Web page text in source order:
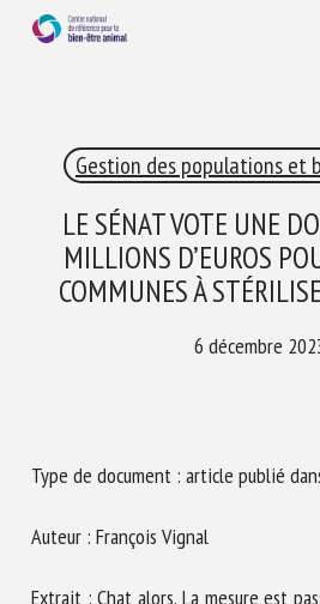
Gestion des populations et
LE SÉNAT VOTE UNE
MILLIONS D’EUROS
COMMUNES À
6 décembre
Type de document : article publié
Auteur : François Vignal
Extrait : Chat alors. La mesure est
RECEVEZ CHAQUE MOIS
LES DERNIÈRES ACTUALITÉS
ANIMAL
notre newsletter :
Nom *